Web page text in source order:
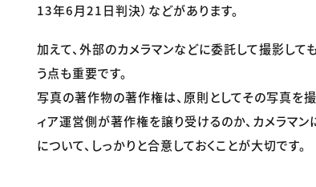
13年6月21日判決）などがあります。
加えて、外部のカメラマンなどに委託して撮影し
う点も重要です。
写真の著作物の著作権は、原則としてその写真を
ィア運営側が著作権を譲り受けるのか、カメラマ
について、しっかりと合意しておくことが大切です。